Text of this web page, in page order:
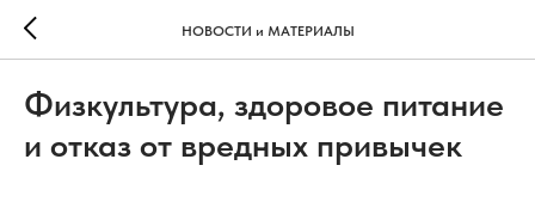
НОВОСТИ и МАТЕРИАЛЫ
Физкультура, здоровое питание
и отказ от вредных привычек